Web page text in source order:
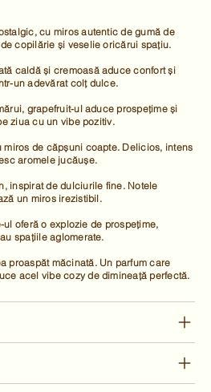
cu miros autentic de gumă de
copilărie și veselie oricărui spațiu.
caldă și cremoasă aduce confort și
un adevărat colț dulce.
grapefruit-ul aduce prospețime și
ziua cu un vibe pozitiv.
miros de căpșuni coapte. Delicios, intens
aromele jucăușe.
inspirat de dulciurile fine. Notele
un miros irezistibil.
oferă o explozie de prospețime,
spațiile aglomerate.
proaspăt măcinată. Un parfum care
acel vibe cozy de dimineață perfectă.